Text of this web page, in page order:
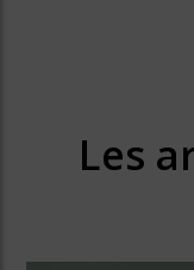
Les